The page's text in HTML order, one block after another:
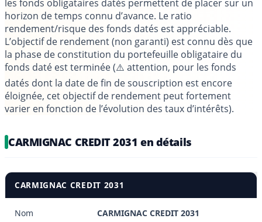
les fonds obligataires datés permettent de placer sur un
horizon de temps connu d’avance. Le ratio
rendement/risque des fonds datés est appréciable.
L’objectif de rendement (non garanti) est connu dès que
la phase de constitution du portefeuille obligataire du
fonds daté est terminée (⚠️ attention, pour les fonds
datés dont la date de fin de souscription est encore
éloignée, cet objectif de rendement peut fortement
varier en fonction de l’évolution des taux d’intérêts).
CARMIGNAC CREDIT 2031 en détails
CARMIGNAC CREDIT 2031
Nom CARMIGNAC CREDIT 2031